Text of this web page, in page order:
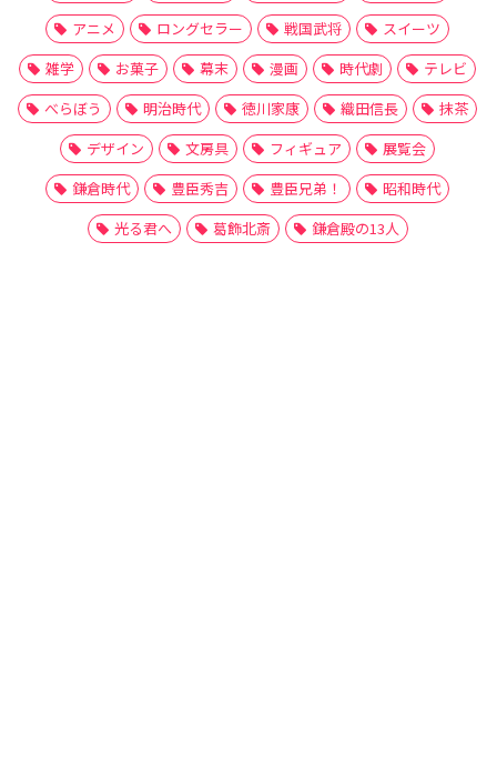
アニメ
ロングセラー 戦国武将
スイーツ
雑学
お菓子 幕末 漫画 時代劇
テレビ
べらぼう
明治時代 徳川家康 織田信長
抹茶
デザイン
文房具 フィギュア
展覧会
鎌倉時代
豊臣秀吉 豊臣兄弟！
昭和時代
光る君へ
葛飾北斎 鎌倉殿の13人